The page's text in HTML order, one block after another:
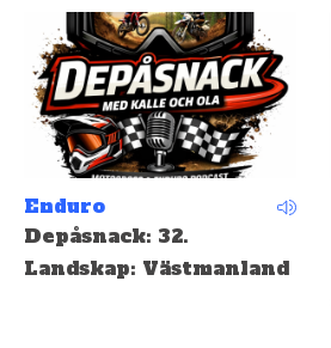
Enduro
SCCS: Resultat från
Hällefors – Högberg